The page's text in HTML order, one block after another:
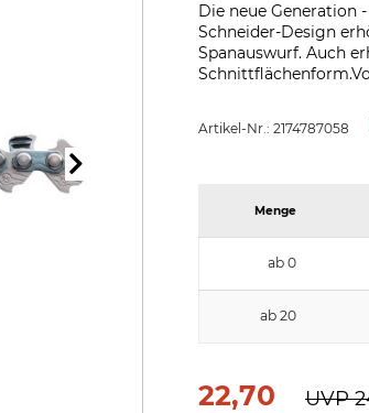
Die neue Generation
Schneider-Design
Spanauswurf. Auch
Artikel-Nr.: 2174787058
Menge
ab 0
ab 20
22,70 UVP